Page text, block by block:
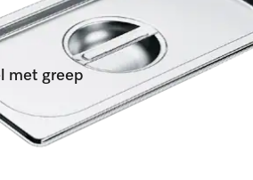
met greep